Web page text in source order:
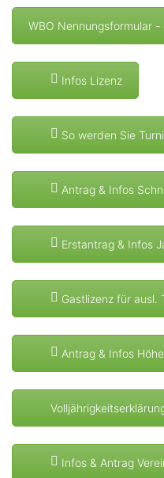
WBO Nennungsformular
Infos Lizenz
So werden Sie
Antrag & Infos
Erstantrag & Infos
Gastlizenz für ausl.
Antrag & Infos
Infos & Antrag